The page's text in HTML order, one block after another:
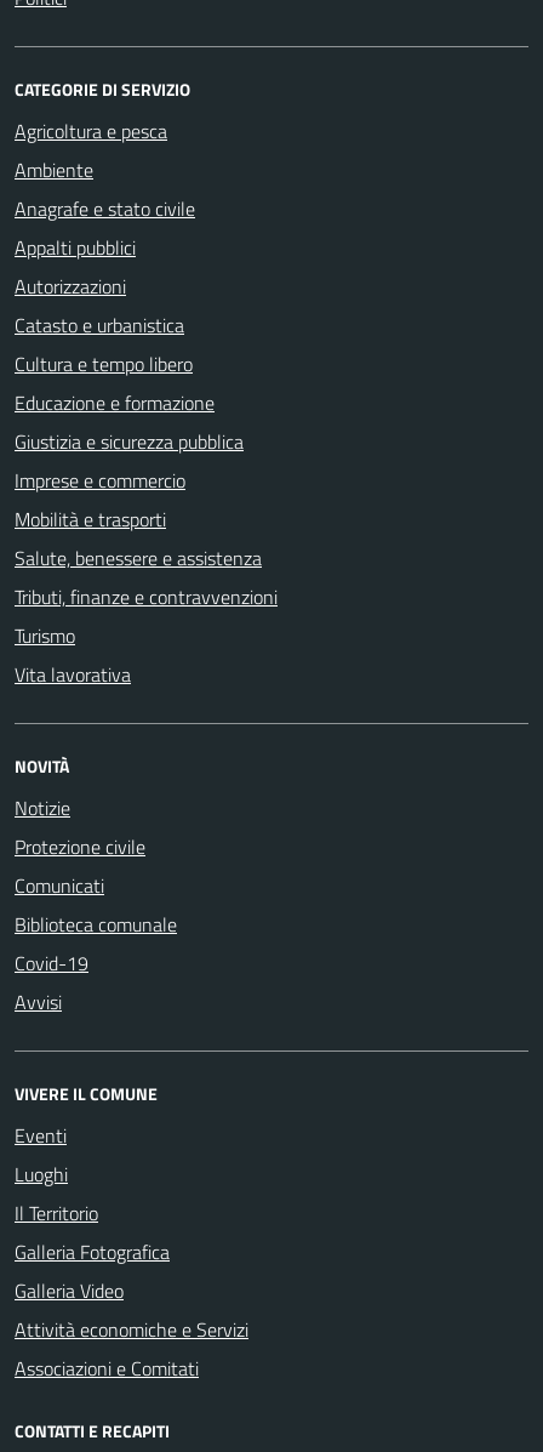
CATEGORIE DI SERVIZIO
Agricoltura e pesca
Ambiente
Anagrafe e stato civile
Appalti pubblici
Autorizzazioni
Catasto e urbanistica
Cultura e tempo libero
Educazione e formazione
Giustizia e sicurezza pubblica
Imprese e commercio
Mobilità e trasporti
Salute, benessere e assistenza
Tributi, finanze e contravvenzioni
Turismo
Vita lavorativa
NOVITÀ
Notizie
Protezione civile
Comunicati
Biblioteca comunale
Covid-19
Avvisi
VIVERE IL COMUNE
Eventi
Luoghi
Il Territorio
Galleria Fotografica
Galleria Video
Attività economiche e Servizi
Associazioni e Comitati
CONTATTI E RECAPITI